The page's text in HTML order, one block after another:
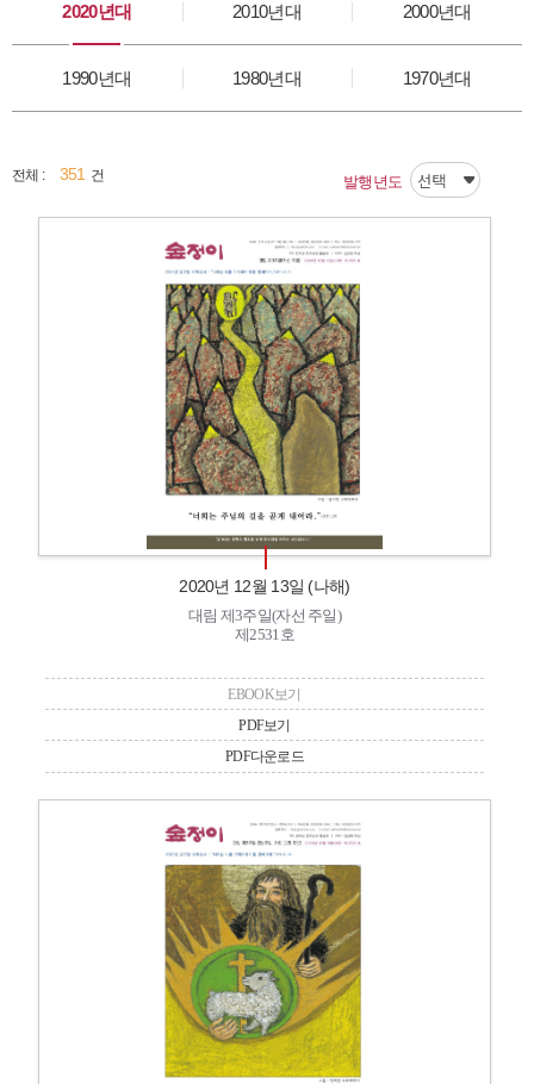
2020년대 2010년대 2000년대
1990년대 1980년대 1970년대
전체 : 351 건 발행년도
2020년 12월 13일 (나해)
대림 제3주일(자선 주일)
제2531호
EBOOK보기
PDF보기
PDF다운로드